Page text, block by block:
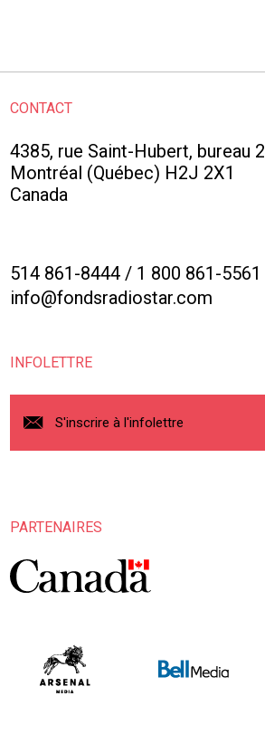
CONTACT
4385, rue Saint-Hubert, bureau 2
Montréal (Québec) H2J 2X1
Canada
514 861-8444 / 1 800 861-5561
info@fondsradiostar.com
INFOLETTRE
S'inscrire à l'infolettre
PARTENAIRES